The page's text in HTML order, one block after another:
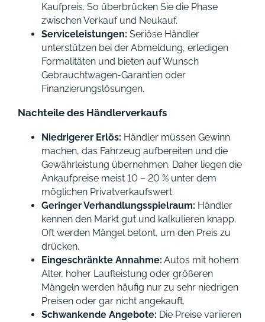
Kaufpreis. So überbrücken Sie die Phase
zwischen Verkauf und Neukauf.
Serviceleistungen: Seriöse Händler
unterstützen bei der Abmeldung, erledigen
Formalitäten und bieten auf Wunsch
Gebrauchtwagen-Garantien oder
Finanzierungslösungen.
Nachteile des Händlerverkaufs
Niedrigerer Erlös: Händler müssen Gewinn
machen, das Fahrzeug aufbereiten und die
Gewährleistung übernehmen. Daher liegen die
Ankaufpreise meist 10 – 20 % unter dem
möglichen Privatverkaufswert.
Geringer Verhandlungsspielraum: Händler
kennen den Markt gut und kalkulieren knapp.
Oft werden Mängel betont, um den Preis zu
drücken.
Eingeschränkte Annahme: Autos mit hohem
Alter, hoher Laufleistung oder größeren
Mängeln werden häufig nur zu sehr niedrigen
Preisen oder gar nicht angekauft.
Schwankende Angebote: Die Preise variieren